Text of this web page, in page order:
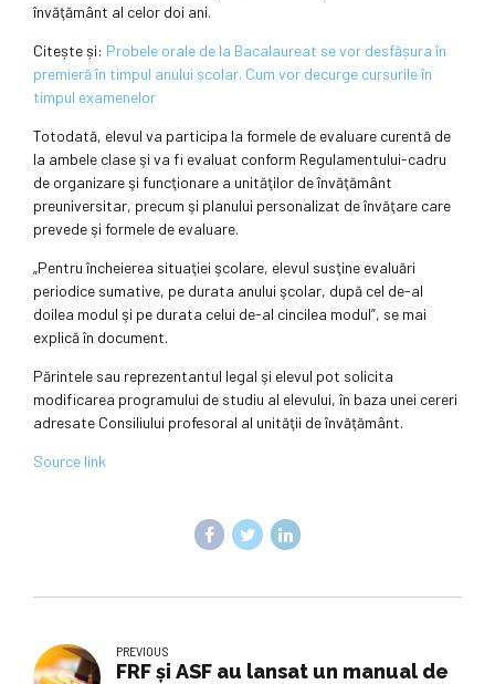
învăţământ al celor doi ani.
Citește și: Probele orale de la Bacalaureat se vor desfășura în
premieră în timpul anului școlar. Cum vor decurge cursurile în
timpul examenelor
Totodată, elevul va participa la formele de evaluare curentă de
la ambele clase şi va fi evaluat conform Regulamentului-cadru
de organizare şi funcţionare a unităţilor de învăţământ
preuniversitar, precum şi planului personalizat de învăţare care
prevede şi formele de evaluare.
„Pentru încheierea situaţiei şcolare, elevul susţine evaluări
periodice sumative, pe durata anului şcolar, după cel de-al
doilea modul şi pe durata celui de-al cincilea modul”, se mai
explică în document.
Părintele sau reprezentantul legal şi elevul pot solicita
modificarea programului de studiu al elevului, în baza unei cereri
adresate Consiliului profesoral al unităţii de învăţământ.
Source link
PREVIOUS
FRF şi ASF au lansat un manual de